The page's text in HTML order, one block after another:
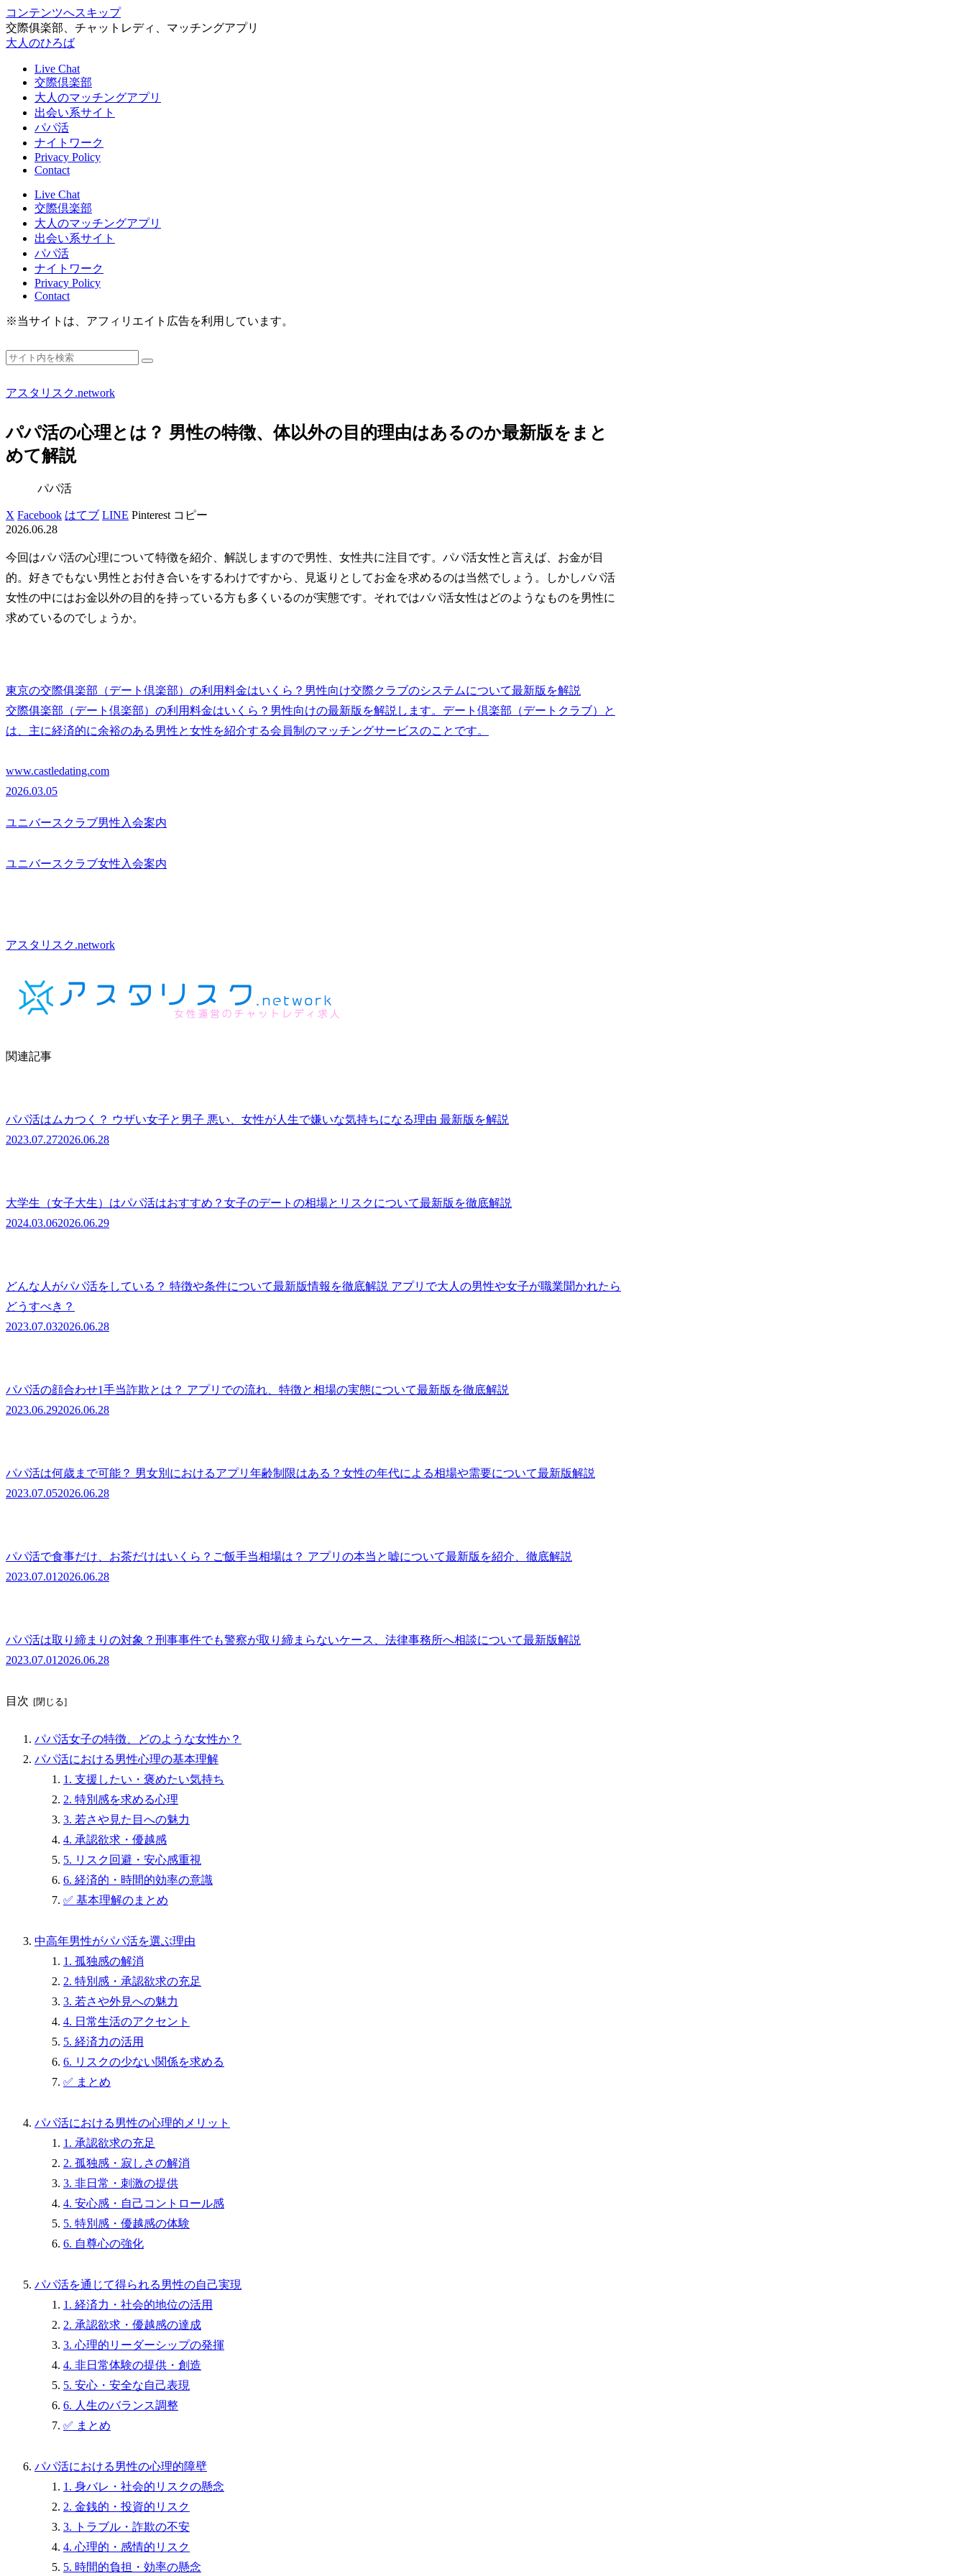
コンテンツへスキップ
交際俱楽部、チャットレディ、マッチングアプリ
大人のひろば
Live Chat
交際倶楽部
大人のマッチングアプリ
出会い系サイト
パパ活
ナイトワーク
Privacy Policy
Contact
Live Chat
交際倶楽部
大人のマッチングアプリ
出会い系サイト
パパ活
ナイトワーク
Privacy Policy
Contact
※当サイトは、アフィリエイト広告を利用しています。
アスタリスク.network
パパ活の心理とは？ 男性の特徴、体以外の目的理由はあるのか最新版をまと
めて解説
パパ活
X Facebook はてブ LINE Pinterest コピー
2026.06.28
今回はパパ活の心理について特徴を紹介、解説しますので男性、女性共に注目です。パパ活女性と言えば、お金が目
的。好きでもない男性とお付き合いをするわけですから、見返りとしてお金を求めるのは当然でしょう。しかしパパ活
女性の中にはお金以外の目的を持っている方も多くいるのが実態です。それではパパ活女性はどのようなものを男性に
求めているのでしょうか。
東京の交際俱楽部（デート倶楽部）の利用料金はいくら？男性向け交際クラブのシステムについて最新版を解説
交際俱楽部（デート倶楽部）の利用料金はいくら？男性向けの最新版を解説します。デート倶楽部（デートクラブ）と
は、主に経済的に余裕のある男性と女性を紹介する会員制のマッチングサービスのことです。
www.castledating.com
2026.03.05
ユニバースクラブ男性入会案内
ユニバースクラブ女性入会案内
アスタリスク.network
関連記事
パパ活はムカつく？ ウザい女子と男子 悪い、女性が人生で嫌いな気持ちになる理由 最新版を解説
2023.07.272026.06.28
大学生（女子大生）はパパ活はおすすめ？女子のデートの相場とリスクについて最新版を徹底解説
2024.03.062026.06.29
どんな人がパパ活をしている？ 特徴や条件について最新版情報を徹底解説 アプリで大人の男性や女子が職業聞かれたら
どうすべき？
2023.07.032026.06.28
パパ活の顔合わせ1手当詐欺とは？ アプリでの流れ、特徴と相場の実態について最新版を徹底解説
2023.06.292026.06.28
パパ活は何歳まで可能？ 男女別におけるアプリ年齢制限はある？女性の年代による相場や需要について最新版解説
2023.07.052026.06.28
パパ活で食事だけ、お茶だけはいくら？ご飯手当相場は？ アプリの本当と嘘について最新版を紹介、徹底解説
2023.07.01 2026.06.28
パパ活は取り締まりの対象？刑事事件でも警察が取り締まらないケース、法律事務所へ相談について最新版解説
2023.07.01 2026.06.28
目次
パパ活女子の特徴、どのような女性か？
パパ活における男性心理の基本理解
1. 支援したい・褒めたい気持ち
2. 特別感を求める心理
3. 若さや見た目への魅力
4. 承認欲求・優越感
5. リスク回避・安心感重視
6. 経済的・時間的効率の意識
✅ 基本理解のまとめ
中高年男性がパパ活を選ぶ理由
1. 孤独感の解消
2. 特別感・承認欲求の充足
3. 若さや外見への魅力
4. 日常生活のアクセント
5. 経済力の活用
6. リスクの少ない関係を求める
✅ まとめ
パパ活における男性の心理的メリット
1. 承認欲求の充足
2. 孤独感・寂しさの解消
3. 非日常・刺激の提供
4. 安心感・自己コントロール感
5. 特別感・優越感の体験
6. 自尊心の強化
パパ活を通じて得られる男性の自己実現
1. 経済力・社会的地位の活用
2. 承認欲求・優越感の達成
3. 心理的リーダーシップの発揮
4. 非日常体験の提供・創造
5. 安心・安全な自己表現
6. 人生のバランス調整
✅ まとめ
パパ活における男性の心理的障壁
1. 身バレ・社会的リスクの懸念
2. 金銭的・投資的リスク
3. トラブル・詐欺の不安
4. 心理的・感情的リスク
5. 時間的負担・効率の懸念